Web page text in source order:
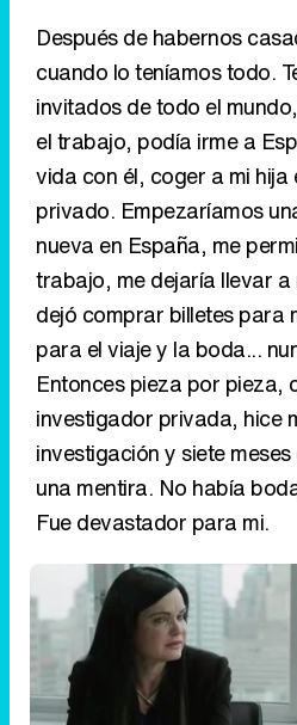
Después de habernos
cuando lo teníamos todo.
invitados de todo el
el trabajo, podía irme a
vida con él, coger a mi hija
privado. Empezaríamos
nueva en España, me
trabajo, me dejaría llevar a
dejó comprar billetes para
para el viaje y la boda...
Entonces pieza por pieza,
investigador privada, hice
investigación y siete
una mentira. No había
Fue devastador para mi.